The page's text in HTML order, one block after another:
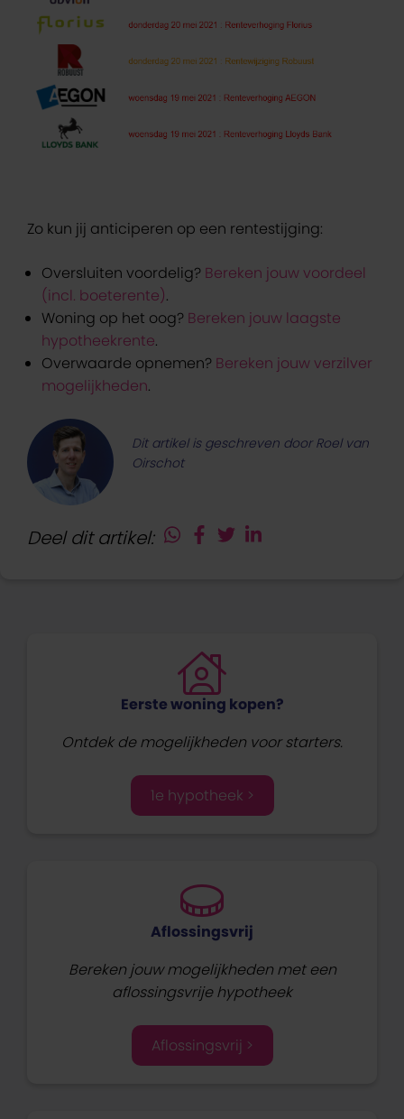
Zo kun jij anticiperen op een rentestijging:
Oversluiten voordelig? Bereken jouw voordeel
(incl. boeterente).
Woning op het oog? Bereken jouw laagste
hypotheekrente.
Overwaarde opnemen? Bereken jouw verzilver
mogelijkheden.
Dit artikel is geschreven door Roel van
Oirschot
Deel dit artikel:
Eerste woning kopen?
Ontdek de mogelijkheden voor starters.
1e hypotheek >
Aflossingsvrij
Bereken jouw mogelijkheden met een
aflossingsvrije hypotheek
Aflossingsvrij >